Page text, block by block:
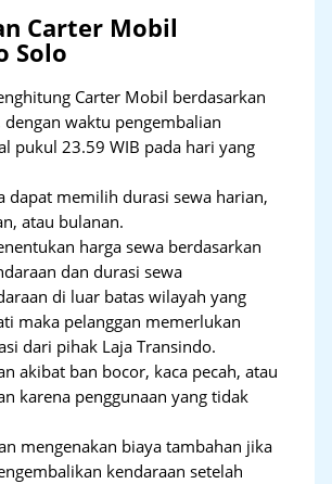
Carter Mobil
Solo
Carter Mobil berdasarkan
dengan waktu pengembalian
pukul 23.59 WIB pada hari yang
dapat memilih durasi sewa harian,
atau bulanan.
harga sewa berdasarkan
dan durasi sewa
di luar batas wilayah yang
maka pelanggan memerlukan
dari pihak Laja Transindo.
akibat ban bocor, kaca pecah, atau
karena penggunaan yang tidak
mengenakan biaya tambahan jika
kendaraan setelah